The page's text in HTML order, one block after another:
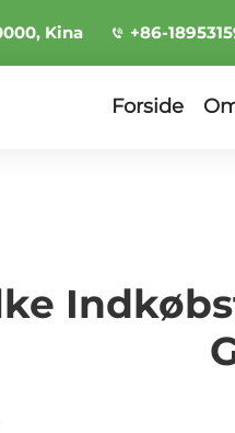
Kina +86-
Forside